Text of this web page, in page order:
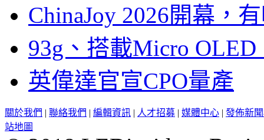
ChinaJoy 2026開幕，
93g、搭載Micro
英偉達官宣CPO量產
關於我們 | 聯絡我們 | 編輯資訊 | 人才招募 | 媒體中心 | 發佈新
站地圖